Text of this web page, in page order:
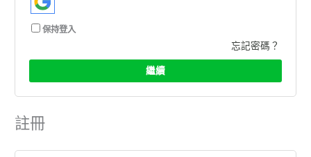
保持登入
忘記密碼？
繼續
註冊